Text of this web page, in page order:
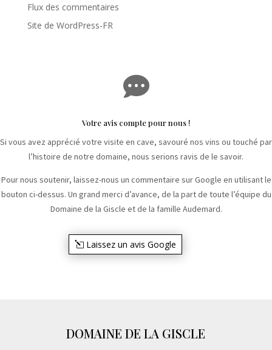
Flux des commentaires
Site de WordPress-FR

Votre avis compte pour nous !
Si vous avez apprécié votre visite en cave, savouré nos vins ou touché par
l’histoire de notre domaine, nous serions ravis de le savoir.
Pour nous soutenir, laissez-nous un commentaire sur Google en utilisant le
bouton ci-dessus. Un grand merci d’avance, de la part de toute l’équipe du
Domaine de la Giscle et de la famille Audemard.
Laissez un avis Google
DOMAINE DE LA GISCLE